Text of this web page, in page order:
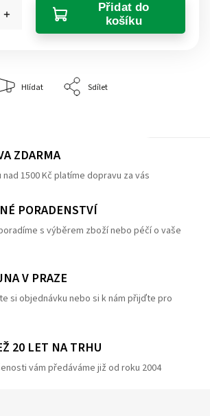
Přidat do
košíku
Hlídat Sdílet
ZDARMA
nad 1500 Kč platíme dopravu za vás
PORADENSTVÍ
s výběrem zboží nebo péčí o vaše
V PRAZE
si objednávku nebo si k nám přijďte pro
20 LET NA TRHU
vám předáváme již od roku 2004